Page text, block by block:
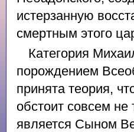
истерзанную
смертным этого
Категория
порождением
принята теория,
обстоит совсем
является Сыном